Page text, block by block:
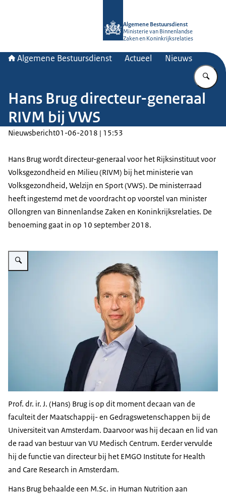
Algemene Bestuursdienst
Ministerie van Binnenlandse
Zaken en Koninkrijksrelaties
Algemene Bestuursdienst Actueel Nieuws
Hans Brug directeur-generaal
RIVM bij VWS
Nieuwsbericht01-06-2018 | 15:53
Hans Brug wordt directeur-generaal voor het Rijksinstituut voor
Volksgezondheid en Milieu (RIVM) bij het ministerie van
Volksgezondheid, Welzijn en Sport (VWS). De ministerraad
heeft ingestemd met de voordracht op voorstel van minister
Ollongren van Binnenlandse Zaken en Koninkrijksrelaties. De
benoeming gaat in op 10 september 2018.
Vergroot afbeelding Hans Brug
Prof. dr. ir. J. (Hans) Brug is op dit moment decaan van de
faculteit der Maatschappij- en Gedragswetenschappen bij de
Universiteit van Amsterdam. Daarvoor was hij decaan en lid van
de raad van bestuur van VU Medisch Centrum. Eerder vervulde
hij de functie van directeur bij het EMGO Institute for Health
and Care Research in Amsterdam.
Hans Brug behaalde een M.Sc. in Human Nutrition aan